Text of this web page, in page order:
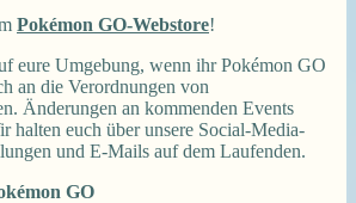
Pokémon GO-Webstore!
eure Umgebung, wenn ihr Pokémon GO
an die Verordnungen von
Änderungen an kommenden Events
halten euch über unsere Social-Media-
und E-Mails auf dem Laufenden.
GO